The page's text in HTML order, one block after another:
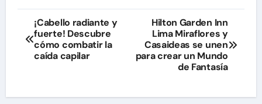
Navegación
de
entradas
¡Cabello radiante y
fuerte! Descubre
cómo combatir la
caída capilar
Hilton Garden Inn
Lima Miraflores y
Casaideas se unen
para crear un Mundo
de Fantasía